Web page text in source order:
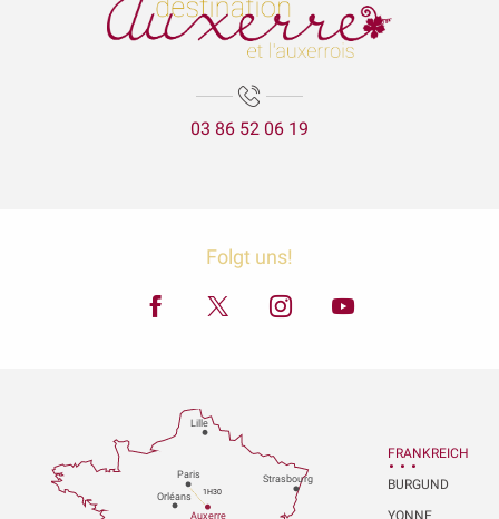
03 86 52 06 19
Folgt uns!
Paris
Orléans
Auxerre
Strasbourg
Lille
1H30
FRANKREICH
BURGUND
YONNE